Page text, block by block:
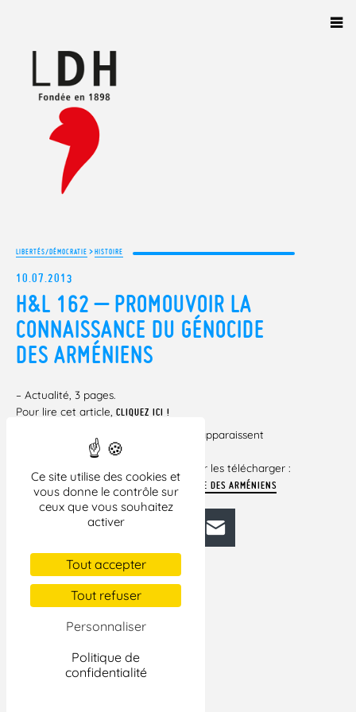
Ce site utilise des cookies et
vous donne le contrôle sur
ceux que vous souhaitez
activer
Tout accepter
Tout refuser
Personnaliser
Politique de
confidentialité
LIBERTÉS/DÉMOCRATIE >HISTOIRE
10.07.2013
H&L 162 – PROMOUVOIR LA
CONNAISSANCE DU GÉNOCIDE
DES ARMÉNIENS
– Actualité, 3 pages.
Pour lire cet article, CLIQUEZ ICI !
Si certains liens vers des documents apparaissent
brisés dans cet
article, veuillez cliquer ci-dessous pour les télécharger :
PROMOUVOIR LA CONNAISSANCE DU GÉNOCIDE DES ARMÉNIENS
FacebookBlueskyMastodonLinkedIn